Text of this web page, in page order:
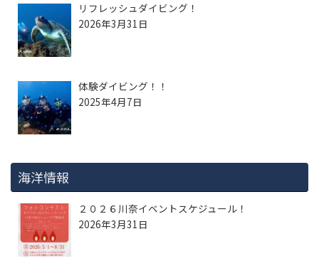
リフレッシュダイビング！
2026年3月31日
体験ダイビング！！
2025年4月7日
海洋情報
２０２６川奈イベントスケジュール！
2026年3月31日